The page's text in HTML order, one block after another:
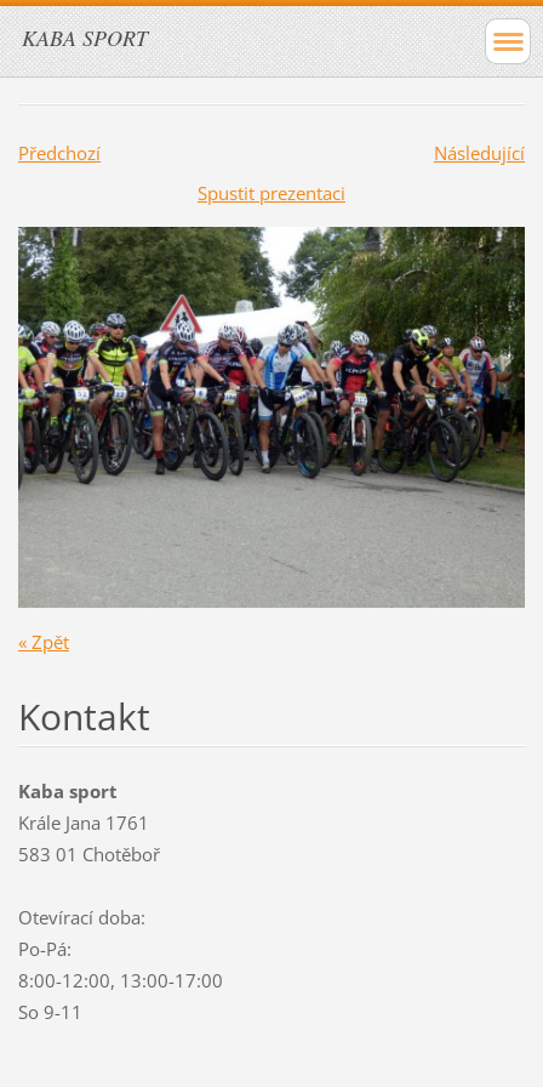
KABA SPORT
Předchozí
Následující
Spustit prezentaci
« Zpět
Kontakt
Kaba sport
Krále Jana 1761
583 01 Chotěboř
Otevírací doba:
Po-Pá:
8:00-12:00, 13:00-17:00
So 9-11